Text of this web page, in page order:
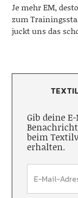
Je mehr EM,
zum
juckt uns das
Gib deine
beim
erhalten.